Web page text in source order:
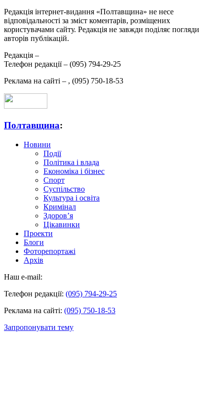
Редакція інтернет-видання «Полтавщина» не несе
відповідальності за зміст коментарів, розміщених
користувачами сайту. Редакція не завжди поділяє погляди
авторів публікацій.
Редакція –
Телефон редакції – (095) 794-29-25
Реклама на сайті – , (095) 750-18-53
Полтавщина:
Новини
Події
Політика і влада
Економіка і бізнес
Спорт
Суспільство
Культура і освіта
Кримінал
Здоров’я
Цікавинки
Проекти
Блоги
Фоторепортажі
Архів
Наш e-mail:
Телефон редакції: (095) 794-29-25
Реклама на сайті: (095) 750-18-53
Запропонувати тему